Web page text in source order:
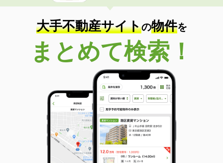
大手不動産サイトの物件を
まとめて検索！